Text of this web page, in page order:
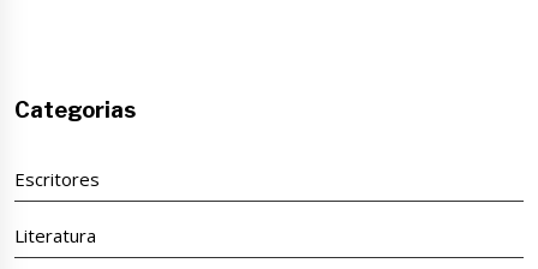
Categorias
Escritores
Literatura